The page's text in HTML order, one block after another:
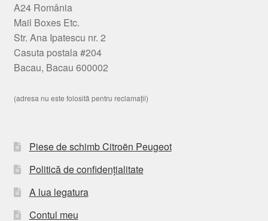
A24 România
Mail Boxes Etc.
Str. Ana Ipatescu nr. 2
Casuta postala #204
Bacau, Bacau 600002
(adresa nu este folosită pentru reclamații)
Piese de schimb Citroën Peugeot
Politică de confidențialitate
A lua legatura
Contul meu